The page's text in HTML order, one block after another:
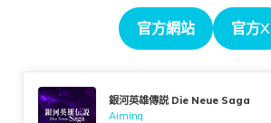
官方網站 官方X
銀河英雄傳説 Die Neue Saga
Aiming